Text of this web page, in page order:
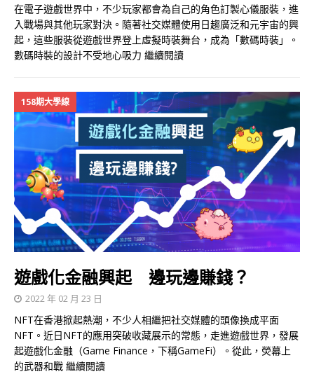
在電子遊戲世界中，不少玩家都會為自己的角色訂製心儀服裝，進
入戰場與其他玩家對決。隨著社交媒體使用日趨廣泛和元宇宙的興
起，這些服裝從遊戲世界登上虛擬時裝舞台，成為「數碼時裝」。
數碼時裝的設計不受地心吸力 繼續閱讀
158期大學線
遊戲化金融興起 邊玩邊賺錢？
2022 年 02 月 23 日
NFT在香港掀起熱潮，不少人相繼把社交媒體的頭像換成平面
NFT。近日NFT的應用突破收藏展示的常態，走進遊戲世界，發展
起遊戲化金融（Game Finance，下稱GameFi）。從此，熒幕上
的武器和戰 繼續閱讀